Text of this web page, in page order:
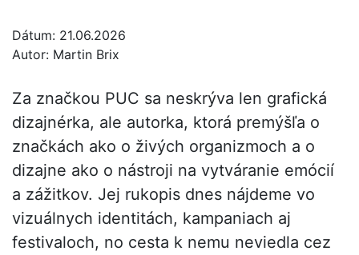
Dátum: 21.06.2026
Autor: Martin Brix
Za značkou PUC sa neskrýva len grafická
dizajnérka, ale autorka, ktorá premýšľa o
značkách ako o živých organizmoch a o
dizajne ako o nástroji na vytváranie emócií
a zážitkov. Jej rukopis dnes nájdeme vo
vizuálnych identitách, kampaniach aj
festivaloch, no cesta k nemu neviedla cez